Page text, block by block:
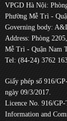
VPGD Hà Nội:
Phường Mễ Trì -
Governing body:
Address: Phòng
Mễ Trì - Quận Nam
Tel: (84-24) 3762
Giấy phép số 916/
ngày 09/3/2017.
Licence No. 916/
Information and